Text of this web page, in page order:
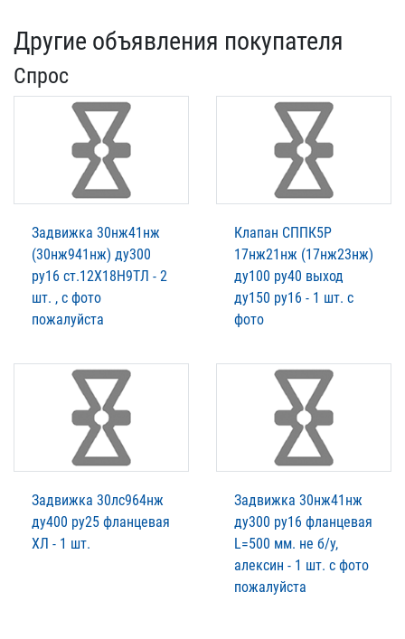
Другие объявления покупателя
Спрос
Задвижка 30нж41нж
(30нж941нж) ду300
ру16 ст.12Х18Н9ТЛ - 2
шт. , с фото
пожалуйста
Клапан СППК5Р
17нж21нж (17нж23нж)
ду100 ру40 выход
ду150 ру16 - 1 шт. с
фото
Задвижка 30лс964нж
ду400 ру25 фланцевая
ХЛ - 1 шт.
Задвижка 30нж41нж
ду300 ру16 фланцевая
L=500 мм. не б/у,
алексин - 1 шт. с фото
пожалуйста